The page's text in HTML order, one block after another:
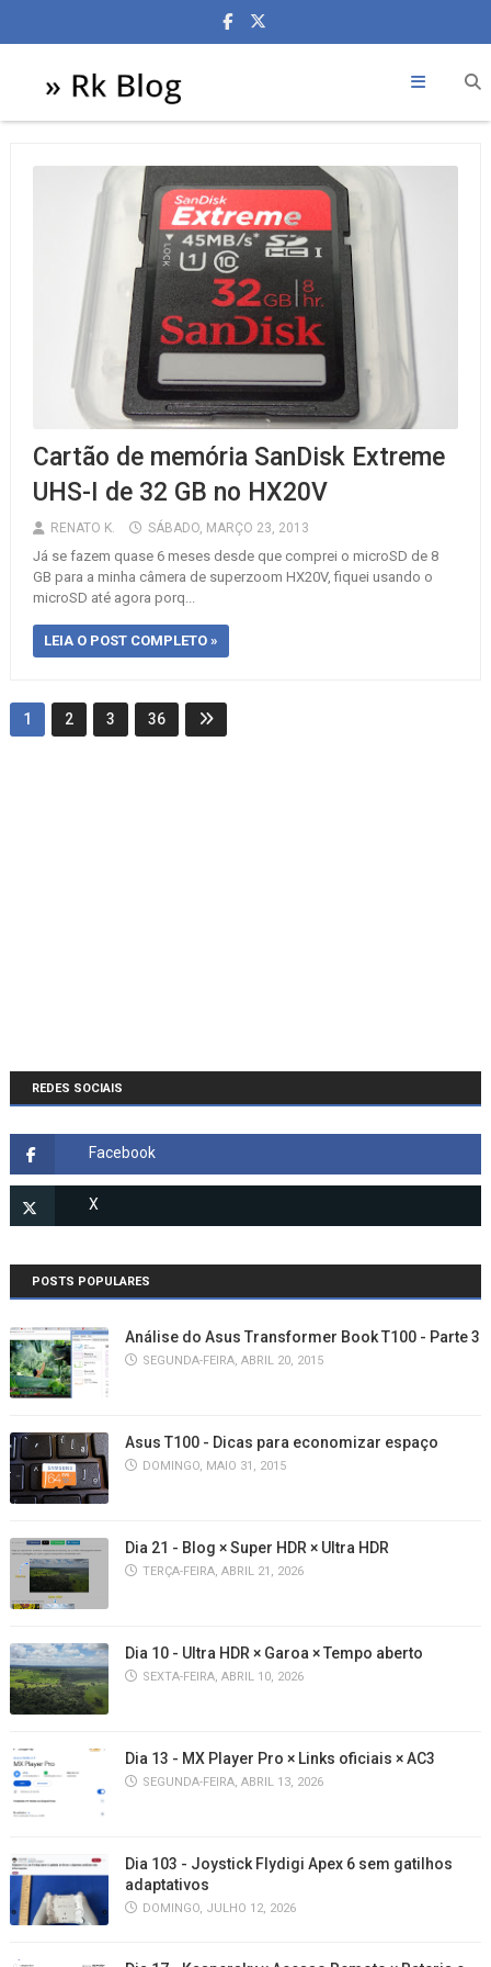
Cartão de memória SanDisk Extreme
UHS-I de 32 GB no HX20V
RENATO K. SÁBADO, MARÇO 23, 2013
Já se fazem quase 6 meses desde que comprei o microSD de 8
GB para a minha câmera de superzoom HX20V, fiquei usando o
microSD até agora porq...
LEIA O POST COMPLETO »
1 2 3 36
REDES SOCIAIS
POSTS POPULARES
Análise do Asus Transformer Book T100 - Parte 3
SEGUNDA-FEIRA, ABRIL 20, 2015
Asus T100 - Dicas para economizar espaço
DOMINGO, MAIO 31, 2015
Dia 21 - Blog × Super HDR × Ultra HDR
TERÇA-FEIRA, ABRIL 21, 2026
Dia 10 - Ultra HDR × Garoa × Tempo aberto
SEXTA-FEIRA, ABRIL 10, 2026
Dia 13 - MX Player Pro × Links oficiais × AC3
SEGUNDA-FEIRA, ABRIL 13, 2026
Dia 103 - Joystick Flydigi Apex 6 sem gatilhos
adaptativos
DOMINGO, JULHO 12, 2026